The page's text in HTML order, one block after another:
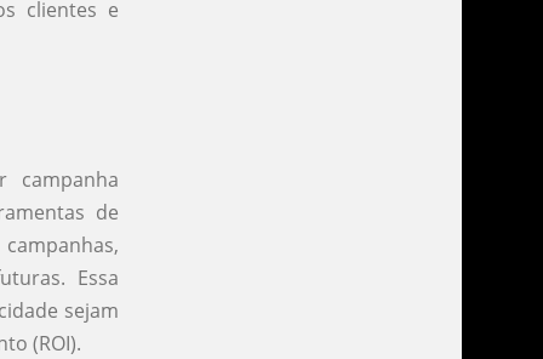
clientes e
de
Essa
sejam
(ROI).